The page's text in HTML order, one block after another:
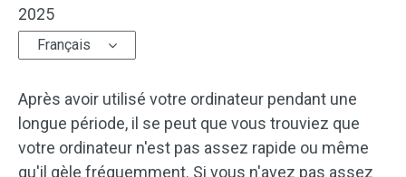
2025
Français
Après avoir utilisé votre ordinateur pendant une
longue période, il se peut que vous trouviez que
votre ordinateur n'est pas assez rapide ou même
qu'il gèle fréquemment. Si vous n'avez pas assez